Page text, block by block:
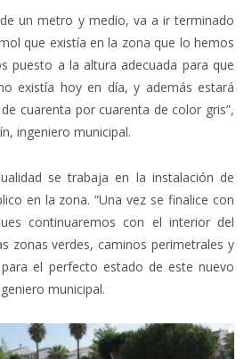
un metro y medio, va a ir terminado
que existía en la zona que lo hemos
puesto a la altura adecuada para que
existía hoy en día, y además estará
cuarenta por cuarenta de color gris”,
ingeniero municipal.
se trabaja en la instalación de
en la zona. “Una vez se finalice con
continuaremos con el interior del
zonas verdes, caminos perimetrales y
el perfecto estado de este nuevo
municipal.